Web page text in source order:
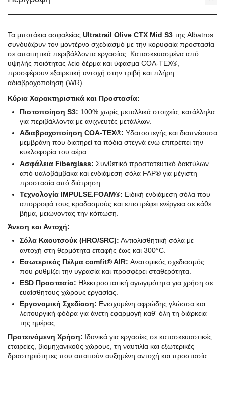
Τα μποτάκια ασφαλείας Ultratrail Olive CTX Mid S3 της Albatros
συνδυάζουν τον μοντέρνο σχεδιασμό με την κορυφαία προστασία
σε απαιτητικά περιβάλλοντα εργασίας. Κατασκευασμένα από
υψηλής ποιότητας λείo δέρμα και ύφασμα COA-TEX®,
προσφέρουν εξαιρετική αντοχή στην τριβή και πλήρη
αδιαβροχοποίηση (WR).
Κύρια Χαρακτηριστικά και Προστασία:
Πιστοποίηση S3: 100% χωρίς μεταλλικά στοιχεία, κατάλληλα
για περιβάλλοντα με ανιχνευτές μετάλλων.
Αδιαβροχοποίηση COA-TEX®: Υδατοστεγής και διαπνέουσα
μεμβράνη που διατηρεί τα πόδια στεγνά ενώ επιτρέπει την
κυκλοφορία του αέρα.
Ασφάλεια Fiberglass: Συνθετικό προστατευτικό δακτύλων
από υαλοβάμβακα και ενδιάμεση σόλα FAP® για μέγιστη
προστασία από διάτρηση.
Τεχνολογία IMPULSE.FOAM®: Ειδική ενδιάμεση σόλα που
απορροφά τους κραδασμούς και επιστρέφει ενέργεια σε κάθε
βήμα, μειώνοντας την κόπωση.
Άνεση και Αντοχή:
Σόλα Καουτσούκ (HRO/SRC): Αντιολισθητική σόλα με
αντοχή στη θερμότητα επαφής έως και 300°C.
Εσωτερικός Πέλμα comfit® AIR: Ανατομικός σχεδιασμός
που ρυθμίζει την υγρασία και προσφέρει σταθερότητα.
ESD Προστασία: Ηλεκτροστατική αγωγιμότητα για χρήση σε
ευαίσθητους χώρους εργασίας.
Εργονομική Σχεδίαση: Ενισχυμένη αφρώδης γλώσσα και
λειτουργική φόδρα για άνετη εφαρμογή καθ' όλη τη διάρκεια
της ημέρας.
Προτεινόμενη Χρήση: Ιδανικά για εργασίες σε κατασκευαστικές
εταιρείες, βιομηχανικούς χώρους, τη ναυτιλία και εξωτερικές
δραστηριότητες που απαιτούν αυξημένη αντοχή και προστασία.